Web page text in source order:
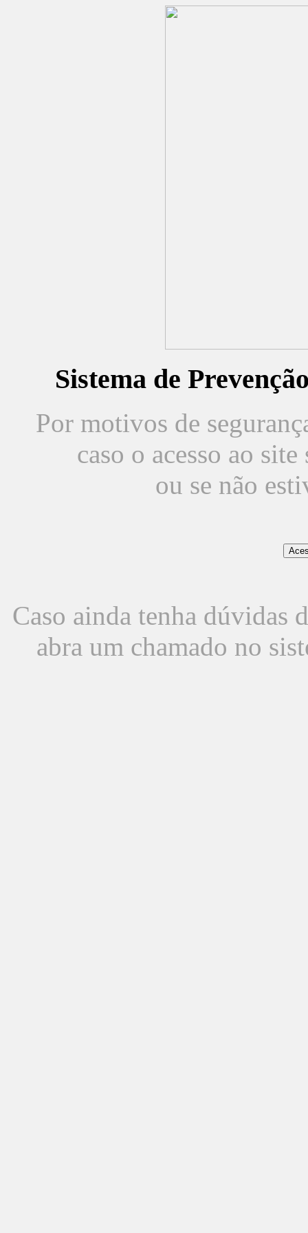
Sistema de
Por motivos de
caso o acesso ao
ou se não
Caso ainda tenha dúvidas
abra um chamado no